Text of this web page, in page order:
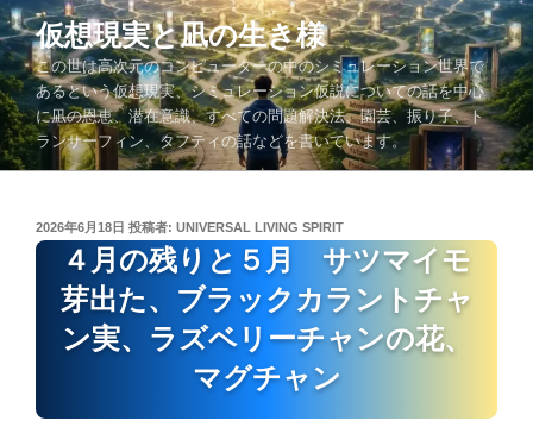
コ
ン
テ
ン
ツ
へ
仮想現実と凪の生き様
この世は高次元のコンピューターの中のシミュレーション世界で
あるという仮想現実、シミュレーション仮説についての話を中心
に凪の恩恵、潜在意識、すべての問題解決法、園芸、振り子、ト
ランサーフィン、タフティの話などを書いています。
投
稿
2026年6月18日 投稿者: UNIVERSAL LIVING SPIRIT
４月の残りと５月 サツマイモ
芽出た、ブラックカラントチャ
ン実、ラズベリーチャンの花、
マグチャン